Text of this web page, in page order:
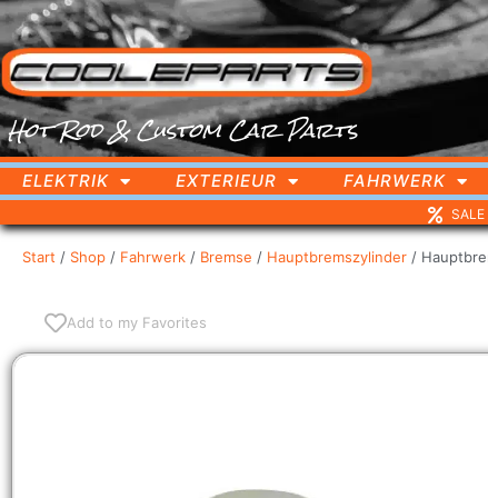
Hot Rod & Custom Car Parts
ELEKTRIK EXTERIEUR FAHRWERK
SALE
Start / Shop / Fahrwerk / Bremse / Hauptbremszylinder /
Add to my Favorites